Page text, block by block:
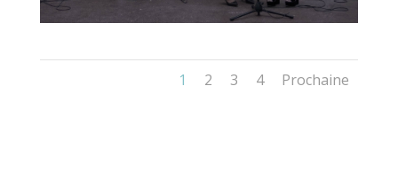
1 2 3 4 Prochaine